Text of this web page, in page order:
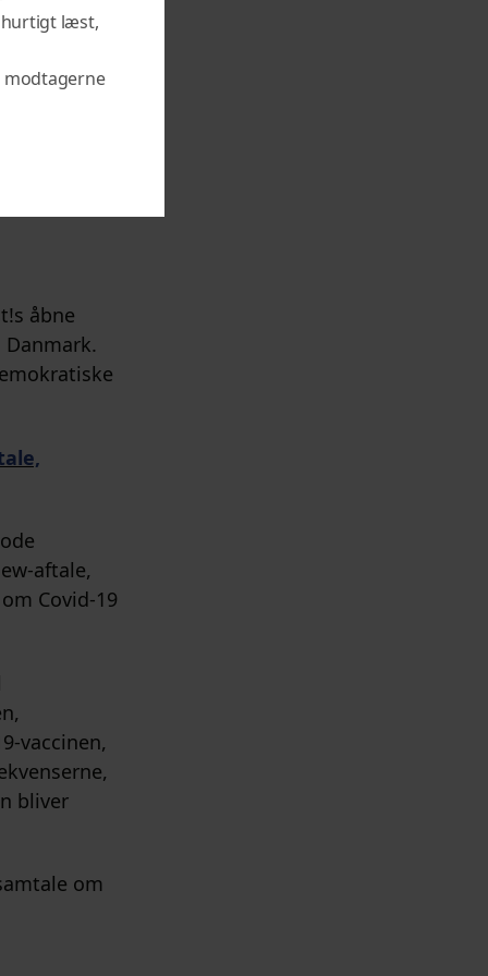
laver ikke
åbne
aftale,
Covid-19
vaccinen,
bliver
om
hurtigt læst,